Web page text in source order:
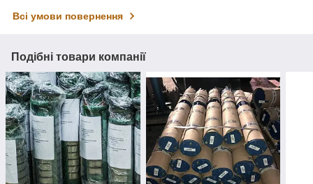
Всі умови повернення
Подібні товари компанії